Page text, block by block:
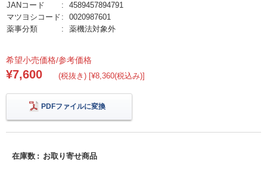
JANコード
4589457894791
マツヨシコード
0020987601
薬事分類
薬機法対象外
希望小売価格/参考価格
¥7,600 (税抜き) [¥8,360(税込み)]
PDFファイルに変換
在庫数 お取り寄せ商品